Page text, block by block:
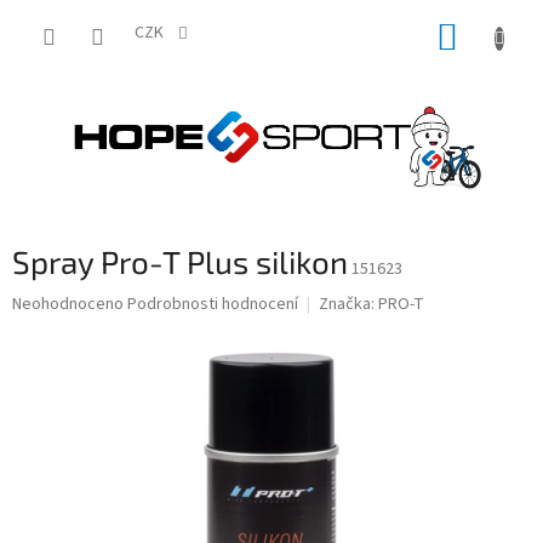
CZK
Spray Pro-T Plus silikon 151623
Průměrné
Neohodnoceno Podrobnosti hodnocení Značka: PRO-T